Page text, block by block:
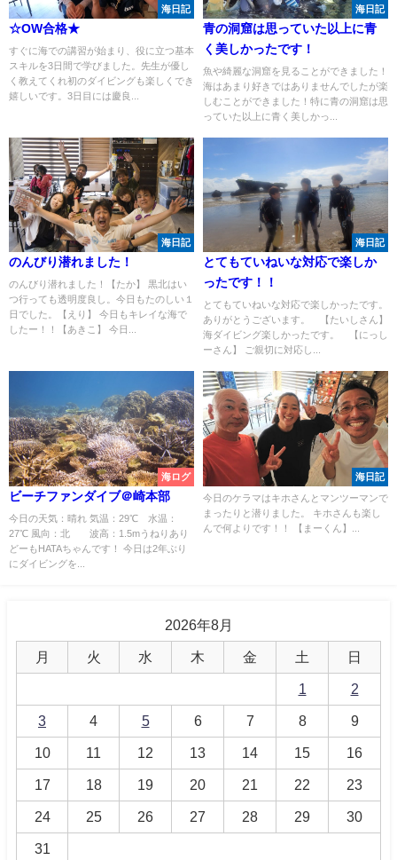
海日記
☆OW合格★
すぐに海での講習が始まり、役に立つ基本
スキルを3日間で学びました。先生が優し
く教えてくれ初のダイビングも楽しくでき
嬉しいです。3日目には慶良...
海日記
青の洞窟は思っていた以上に青
く美しかったです！
魚や綺麗な洞窟を見ることができました！
海はあまり好きではありませんでしたが楽
しむことができました！特に青の洞窟は思
っていた以上に青く美しかっ...
海日記
のんびり潜れました！
のんびり潜れました！【たか】 黒北はい
つ行っても透明度良し。今日もたのしい１
日でした。【えり】 今日もキレイな海で
したー！！【あきこ】 今日...
海日記
とてもていねいな対応で楽しか
ったです！！
とてもていねいな対応で楽しかったです。
ありがとうございます。 【たいしさん】
海ダイビング楽しかったです。 【にっし
ーさん】 ご親切に対応し...
海ログ
ビーチファンダイブ＠崎本部
今日の天気：晴れ 気温：29℃ 水温：
27℃ 風向：北 波高：1.5mうねりあり
どーもHATAちゃんです！ 今日は2年ぶり
にダイビングを...
海日記
今日のケラマはキホさんとマンツーマンで
まったりと潜りました。 キホさんも楽し
んで何よりです！！ 【まーくん】...
2026年8月
月 火 水 木 金 土 日
1 2
3 4 5 6 7 8 9
10 11 12 13 14 15 16
17 18 19 20 21 22 23
24 25 26 27 28 29 30
31